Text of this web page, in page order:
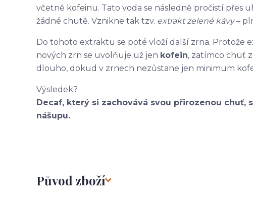
včetně kofeinu. Tato voda se následně pročistí přes
žádné chutě. Vznikne tak tzv. extrakt zelené kávy–
Do tohoto extraktu se poté vloží další zrna. Protože
nových zrn se uvolňuje už jen kofein, zatímco chuť
dlouho, dokud v zrnech nezůstane jen minimum
Výsledek?
Decaf, který si zachovává svou přirozenou chuť,
nášupu.
Původ zboží